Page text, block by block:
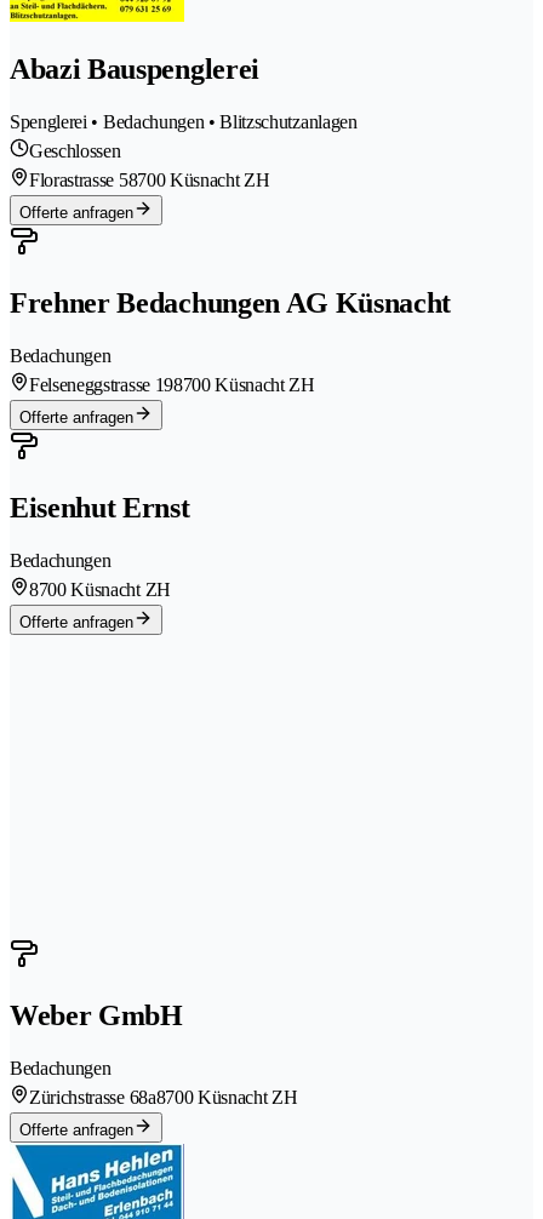
Abazi Bauspenglerei
Spenglerei • Bedachungen • Blitzschutzanlagen
Geschlossen
Florastrasse 58700 Küsnacht ZH
Offerte anfragen
Frehner Bedachungen AG Küsnacht
Bedachungen
Felseneggstrasse 198700 Küsnacht ZH
Offerte anfragen
Eisenhut Ernst
Bedachungen
8700 Küsnacht ZH
Offerte anfragen
Weber GmbH
Bedachungen
Zürichstrasse 68a8700 Küsnacht ZH
Offerte anfragen